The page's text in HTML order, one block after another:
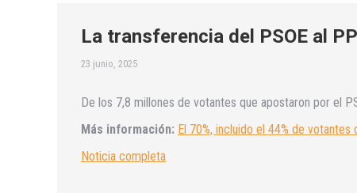
La transferencia del PSOE al
23 junio, 2025
De los 7,8 millones de votantes que apostaron por el
Más información: El 70%, incluido el 44% de
Noticia completa